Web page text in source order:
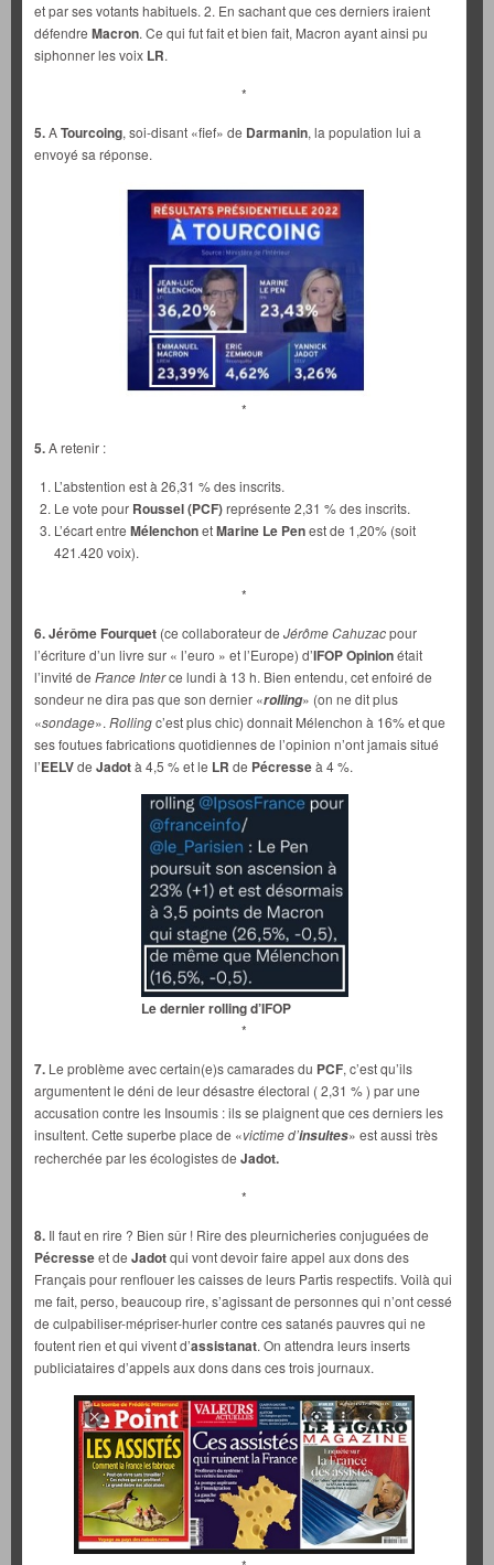
et par ses votants habituels. 2. En sachant que ces derniers iraient
défendre Macron. Ce qui fut fait et bien fait, Macron ayant ainsi pu
siphonner les voix LR.
*
5.ATourcoing, soi-disant «fief» de Darmanin, la population lui a
envoyé sa réponse.
*
5.A retenir :
L’abstention est à 26,31 % des inscrits.
Le vote pour Roussel (PCF)représente 2,31 % des inscrits.
L’écart entre MélenchonetMarine Le Penest de 1,20% (soit
421.420 voix).
*
6. Jérôme Fourquet (ce collaborateur de Jérôme Cahuzacpour
l’écriture d’un livre sur « l’euro » et l’Europe) d’IFOP Opinionétait
l’invité de France Interce lundi à 13 h. Bien entendu, cet enfoiré de
sondeur ne dira pas que son dernier «rolling» (on ne dit plus
«sondage». Rollingc’est plus chic) donnait Mélenchon à 16% et que
ses foutues fabrications quotidiennes de l’opinion n’ont jamais situé
l’EELVde Jadotà 4,5 % et le LR de Pécresseà 4 %.
Le dernier rolling d’IFOP
*
7. Le problème avec certain(e)s camarades du PCF, c’est qu’ils
argumentent le déni de leur désastre électoral ( 2,31 % ) par une
accusation contre les Insoumis : ils se plaignent que ces derniers les
insultent. Cette superbe place de «victime d’insultes» est aussi très
recherchée par les écologistes de Jadot.
*
8. Il faut en rire ? Bien sûr ! Rire des pleurnicheries conjuguées de
Pécresseet de Jadotqui vont devoir faire appel aux dons des
Français pour renflouer les caisses de leurs Partis respectifs. Voilà qui
me fait, perso, beaucoup rire, s’agissant de personnes qui n’ont cessé
de culpabiliser-mépriser-hurler contre ces satanés pauvres qui ne
foutent rien et qui vivent d’assistanat. On attendra leurs inserts
publiciataires d’appels aux dons dans ces trois journaux.